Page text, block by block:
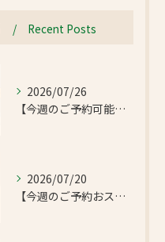
Recent Posts
2026/07/26
【今週のご予約可能時間のご案内】2026/7/28(火)~8/3(月)
2026/07/20
【今週のご予約おススメ時間のご案内】2026/7/21(火)~7/27(月)